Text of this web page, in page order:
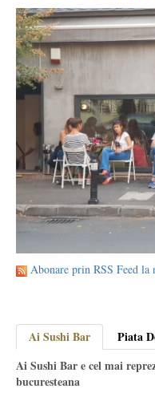
Abonare prin RSS Feed la
Ai Sushi Bar
Piata
Ai Sushi Bar e cel mai
bucuresteana